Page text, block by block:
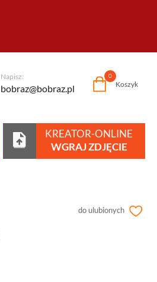
Napisz:
bobraz@bobraz.pl Koszyk
0
Centrum pomocy
KREATOR-ONLINE
WGRAJ ZDJĘCIE
do ulubionych